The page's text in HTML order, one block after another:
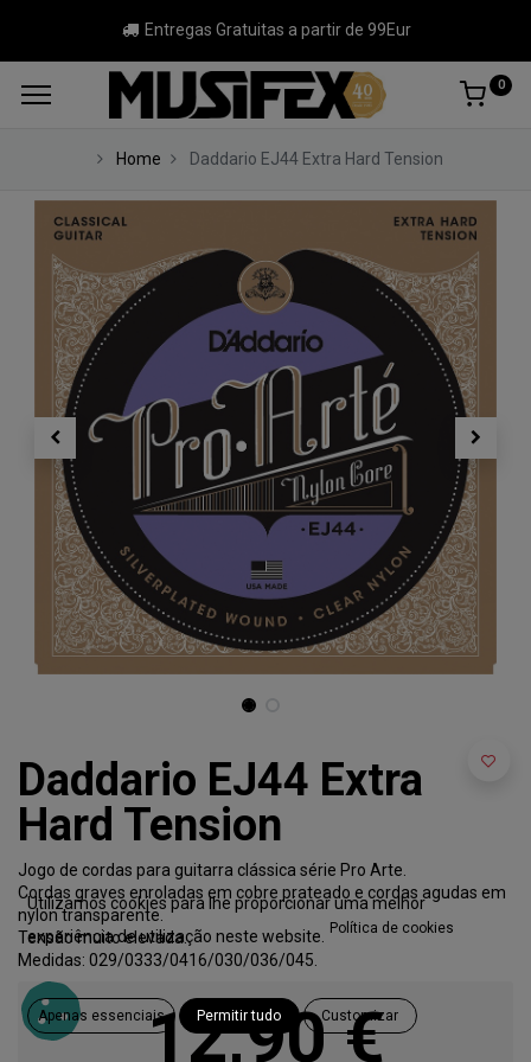
Entregas Gratuitas a partir de 99Eur
0
Home Daddario EJ44 Extra Hard Tension
Daddario EJ44 Extra
Hard Tension
Jogo de cordas para guitarra clássica série Pro Arte.
Cordas graves enroladas em cobre prateado e cordas agudas em
nylon transparente.
Tensão muito elevada.
Medidas: 029/0333/0416/030/036/045.
12,90€
Utilizamos cookies para lhe proporcionar uma melhor
experiência de utilização neste website.
Política de cookies
Apenas essenciais Permitir tudo Customizar